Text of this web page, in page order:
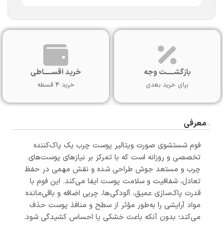
بازگشـــــت وجه
برای خرید بعدی
خرید اقســـــاطی
خرید 4 قسطه
معرفی
فوم شستشوی صورت ویتالیر پوست چرب یک پاک‌کننده
تخصصی و روزانه است که با تمرکز بر نیازهای پوست‌های
چرب و مستعد جوش طراحی شده و نقش مهمی در حفظ
تعادل، شفافیت و سلامت پوست ایفا می‌کند. این فوم با
قدرت پاک‌سازی عمیق، آلودگی‌ها، چربی اضافه و باقی‌مانده
مواد آرایشی را به‌طور مؤثر از سطح و منافذ پوست حذف
می‌کند؛ بدون آنکه باعث خشکی یا احساس کشیدگی شود.